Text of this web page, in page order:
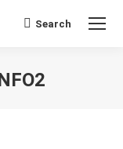
Search:
Search